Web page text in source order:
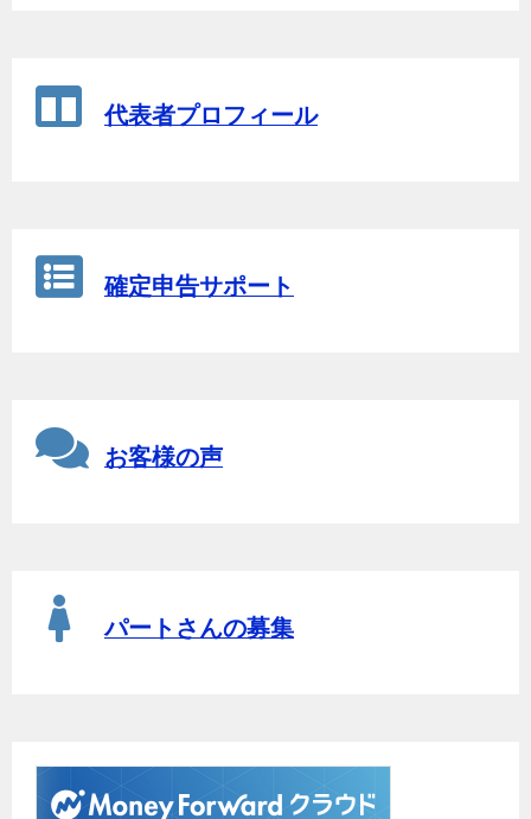
代表者プロフィール
確定申告サポート
お客様の声
パートさんの募集